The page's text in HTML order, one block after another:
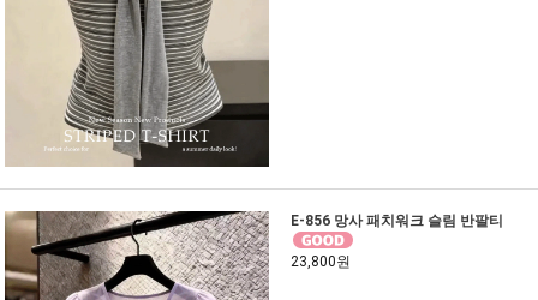
E-856 망사 패치워크 슬림 반팔티
23,800원